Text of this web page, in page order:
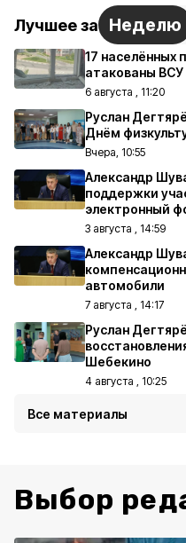
Лучшее за Неделю
17 населённых
атакованы ВСУ
6 августа , 11:20
Руслан
Днём
Вчера, 10:55
Александр
поддержки
электронный
3 августа , 14:59
Александр
автомобили
7 августа , 14:17
Руслан
Шебекино
4 августа , 10:25
Все материалы
Выбор